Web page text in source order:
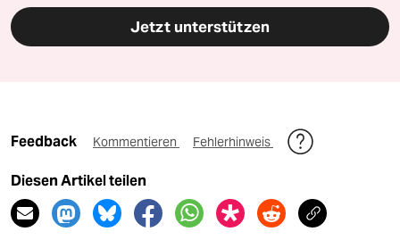
Jetzt unterstützen
Feedback Kommentieren Fehlerhinweis
Diesen Artikel teilen